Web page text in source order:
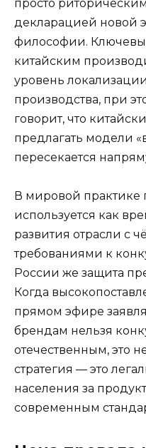
просто
декларацией новой
философии.
китайским
уровень
производства, при
говорит, что
предлагать модели
пересекается
В мировой практике
используется как
развития отрасли с
требованиями к
России же защита
Когда
прямом эфире
брендам нельзя
отечественным, это
стратегия — это
населения за
современным